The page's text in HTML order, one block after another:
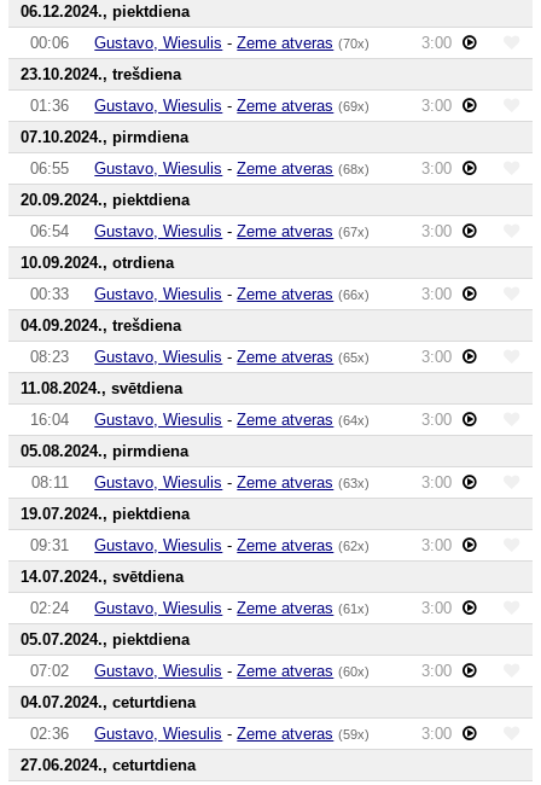
06.12.2024., piektdiena
00:06
Gustavo, Wiesulis -Zeme atveras (70x)
3:00
23.10.2024., trešdiena
01:36
Gustavo, Wiesulis -Zeme atveras (69x)
3:00
07.10.2024., pirmdiena
06:55
Gustavo, Wiesulis -Zeme atveras (68x)
3:00
20.09.2024., piektdiena
06:54
Gustavo, Wiesulis -Zeme atveras (67x)
3:00
10.09.2024., otrdiena
00:33
Gustavo, Wiesulis -Zeme atveras (66x)
3:00
04.09.2024., trešdiena
08:23
Gustavo, Wiesulis -Zeme atveras (65x)
3:00
11.08.2024., svētdiena
16:04
Gustavo, Wiesulis -Zeme atveras (64x)
3:00
05.08.2024., pirmdiena
08:11
Gustavo, Wiesulis -Zeme atveras (63x)
3:00
19.07.2024., piektdiena
09:31
Gustavo, Wiesulis -Zeme atveras (62x)
3:00
14.07.2024., svētdiena
02:24
Gustavo, Wiesulis -Zeme atveras (61x)
3:00
05.07.2024., piektdiena
07:02
Gustavo, Wiesulis -Zeme atveras (60x)
3:00
04.07.2024., ceturtdiena
02:36
Gustavo, Wiesulis -Zeme atveras (59x)
3:00
27.06.2024., ceturtdiena